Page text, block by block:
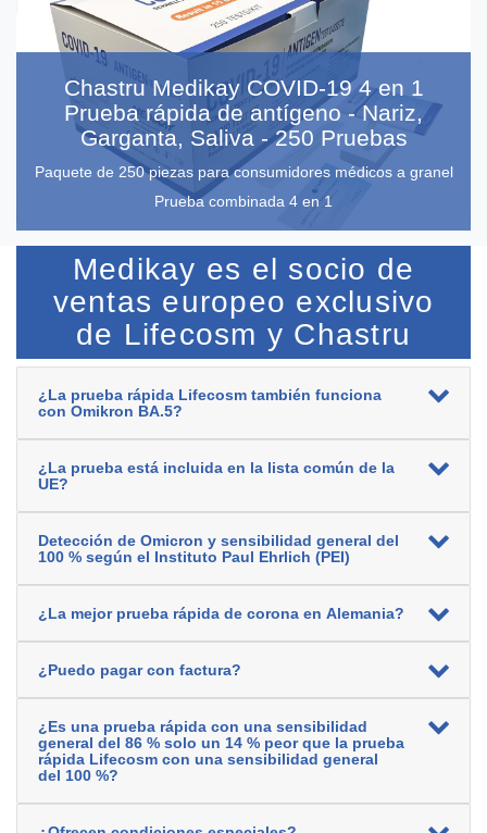
Chastru Medikay COVID-19 4 en 1
Prueba rápida de antígeno - Nariz,
Garganta, Saliva - 250 Pruebas
Paquete de 250 piezas para consumidores médicos a granel
Prueba combinada 4 en 1
Medikay es el socio de
ventas europeo exclusivo
de Lifecosm y Chastru
¿La prueba rápida Lifecosm también funciona
con Omikron BA.5?
¿La prueba está incluida en la lista común de la
UE?
Detección de Omicron y sensibilidad general del
100 % según el Instituto Paul Ehrlich (PEI)
¿La mejor prueba rápida de corona en Alemania?
¿Puedo pagar con factura?
¿Es una prueba rápida con una sensibilidad
general del 86 % solo un 14 % peor que la prueba
rápida Lifecosm con una sensibilidad general
del 100 %?